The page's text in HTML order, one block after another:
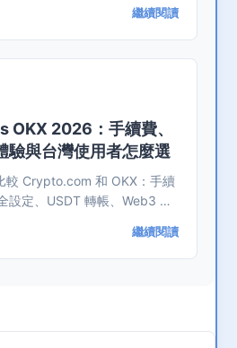
繼續閱讀
2026：手續費、
驗與台灣使用者怎麼選
較 Crypto.com 和 OKX：手續
設定、USDT 轉帳、Web3 工
繼續閱讀